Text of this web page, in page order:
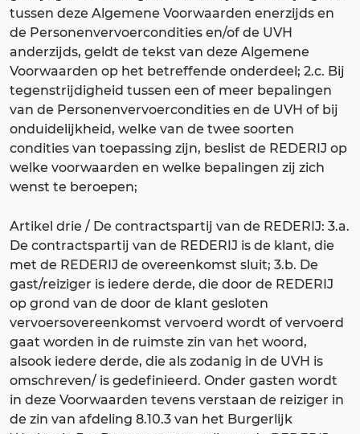
tussen deze Algemene Voorwaarden enerzijds en
de Personenvervoercondities en/of de UVH
anderzijds, geldt de tekst van deze Algemene
Voorwaarden op het betreffende onderdeel; 2.c. Bij
tegenstrijdigheid tussen een of meer bepalingen
van de Personenvervoercondities en de UVH of bij
onduidelijkheid, welke van de twee soorten
condities van toepassing zijn, beslist de REDERIJ op
welke voorwaarden en welke bepalingen zij zich
wenst te beroepen;
Artikel drie / De contractspartij van de REDERIJ: 3.a.
De contractspartij van de REDERIJ is de klant, die
met de REDERIJ de overeenkomst sluit; 3.b. De
gast/reiziger is iedere derde, die door de REDERIJ
op grond van de door de klant gesloten
vervoersovereenkomst vervoerd wordt of vervoerd
gaat worden in de ruimste zin van het woord,
alsook iedere derde, die als zodanig in de UVH is
omschreven/ is gedefinieerd. Onder gasten wordt
in deze Voorwaarden tevens verstaan de reiziger in
de zin van afdeling 8.10.3 van het Burgerlijk